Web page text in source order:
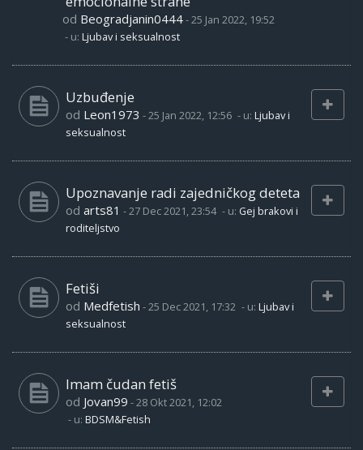
od Beogradjanin0444-25 Jan 2022, 19:52
- u: Ljubav i seksualnost
Uzbuđenje
od Leon1973 -25 Jan 2022, 12:56 - u: Ljubav i
seksualnost
Upoznavanje radi zajedničkog deteta
od arts81 -27 Dec 2021, 23:54 - u: Gej brakovi i
roditeljstvo
Fetiši
od Medfetish -25 Dec 2021, 17:32 - u: Ljubav i
seksualnost
Imam čudan fetiš
od Jovan99 -28 Okt 2021, 12:02
- u: BDSM&Fetish